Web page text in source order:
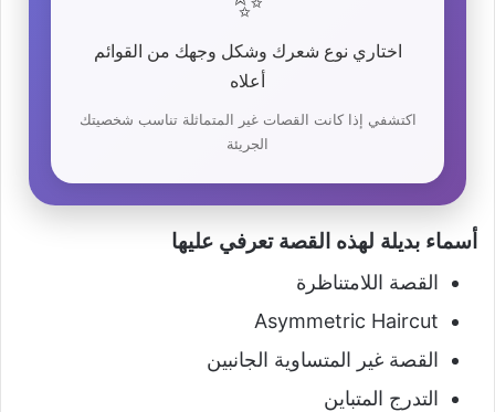
اختاري نوع شعرك وشكل وجهك من القوائم
أعلاه
اكتشفي إذا كانت القصات غير المتماثلة تناسب شخصيتك
الجريئة
أسماء بديلة لهذه القصة تعرفي عليها
القصة اللامتناظرة
Asymmetric Haircut
القصة غير المتساوية الجانبين
التدرج المتباين